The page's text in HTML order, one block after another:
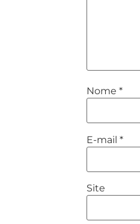
Nome*
E-mail*
Site